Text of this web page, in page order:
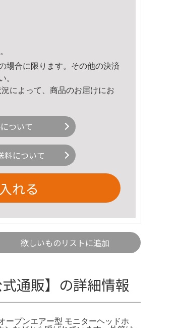
場合に限ります。その他の決済
。
によって、商品のお届けにお
ついて
料について
れる
欲しいものリストに追加
通販】の詳細情報
ープンエアー型 モニターヘッドホ